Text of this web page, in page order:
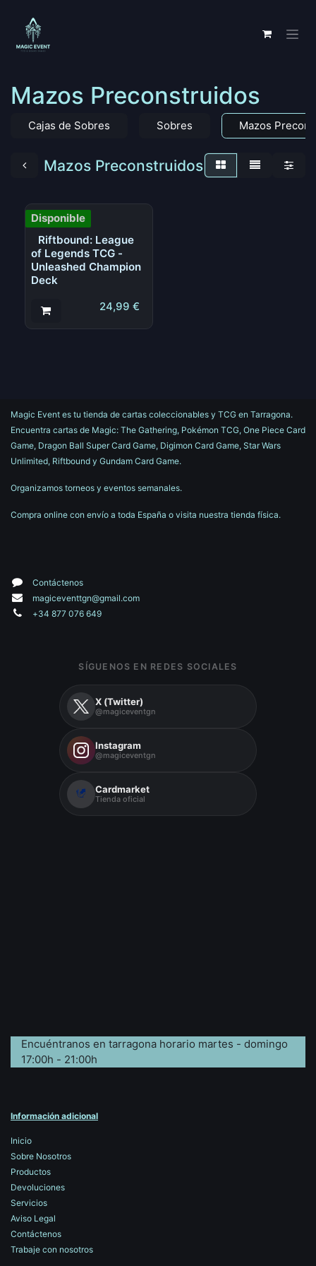
Mazos Preconstruidos
Cajas de Sobres Sobres Mazos
Mazos Preconstruidos
Disponible
Riftbound: League
of Legends TCG -
Unleashed Champion
Deck
24,99 €
Magic Event es tu tienda de cartas coleccionables y TCG en Tarragona.
Encuentra cartas de Magic: The Gathering, Pokémon TCG, One Piece Card
Game, Dragon Ball Super Card Game, Digimon Card Game, Star Wars
Unlimited, Riftbound y Gundam Card Game.
Organizamos torneos y eventos semanales.
Compra online con envío a toda España o visita nuestra tienda física.
Contáctenos
magiceventtgn@gmail.com
+34 877 076 649
SÍGUENOS EN REDES SOCIALES
X (Twitter)
@magiceventgn
Instagram
@magiceventgn
Cardmarket
Tienda oficial
Encuéntranos en tarragona horario martes - domingo
17:00h - 21:00h
Información adicional
Inicio
Sobre Nosotros
Productos
Devoluciones
Servicios
Aviso Legal
Contáctenos
Trabaje con nosotros